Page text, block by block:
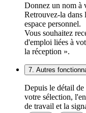
Donnez un nom à
Retrouvez-la dans
espace personnel.
Vous souhaitez
d'emploi liées à
la réception ».
7. Autres
Depuis le détail
votre sélection,
de travail et la